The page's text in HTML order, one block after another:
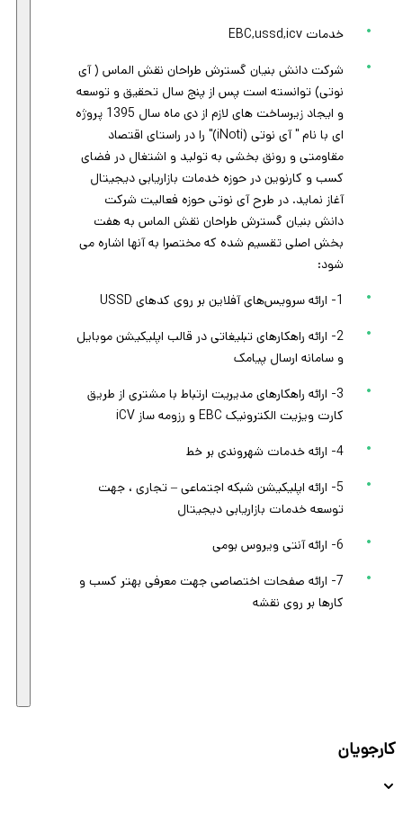
خدمات EBC,ussd,icv
شرکت دانش بنیان گسترش طراحان نقش الماس ( آی
نوتی) توانسته است پس از پنج سال تحقیق و توسعه
و ایجاد زیرساخت های لازم از دی ماه سال 1395 پروژه
ای با نام " آی نوتی (iNoti)" را در راستای اقتصاد
مقاومتی و رونق بخشی به تولید و اشتغال در فضای
کسب و کارنوین در حوزه خدمات بازاریابی دیجیتال
آغاز نماید. در طرح آی نوتی حوزه فعالیت شرکت
دانش بنیان گسترش طراحان نقش الماس به هفت
بخش اصلی تقسیم شده که مختصرا به آنها اشاره می
شود:
1- ارائه سرویس‌های آفلاین بر روی کدهای USSD
2- ارائه راهکارهای تبلیغاتی در قالب اپلیکیشن موبایل
و سامانه ارسال پیامک
3- ارائه راهکارهای مدیریت ارتباط با مشتری از طریق
کارت ویزیت الکترونیک EBC و رزومه ساز iCV
4- ارائه خدمات شهروندی بر خط
5- ارائه اپلیکیشن شبکه اجتماعی – تجاری ، جهت
توسعه خدمات بازاریابی دیجیتال
6- ارائه آنتی ویروس بومی
7- ارائه صفحات اختصاصی جهت معرفی بهتر کسب و
کارها بر روی نقشه
کارجویان